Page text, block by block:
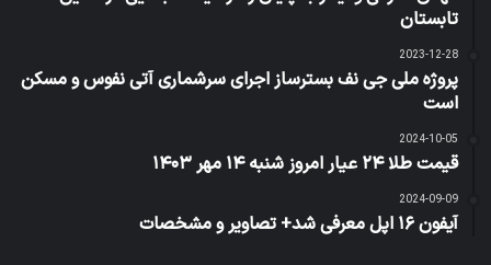
تابستان
2023-12-28
پروژه ملی جی نف بسترساز اجرای سرشماری آتی نفوس و مسکن
است
2024-10-05
قیمت طلا ۲۴ عیار امروز شنبه ۱۴ مهر ۱۴۰۳
2024-09-09
آیفون ۱۶ اپل معرفی شد+ تصاویر و مشخصات